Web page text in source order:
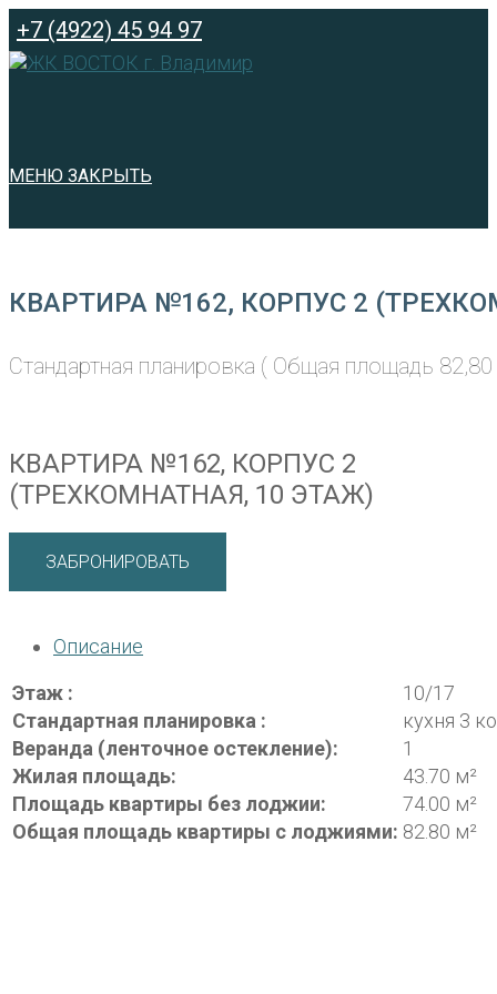
Перейти
к
содержимому
+7 (4922) 45 94 97
МЕНЮ ЗАКРЫТЬ
КВАРТИРА №162, КОРПУС 2
Стандартная планировка ( Общая площадь
КВАРТИРА №162, КОРПУС 2
(ТРЕХКОМНАТНАЯ, 10 ЭТАЖ)
ЗАБРОНИРОВАТЬ
Описание
Этаж :
10/17
Стандартная планировка :
кухня 3
Веранда (ленточное остекление):
1
Жилая площадь:
43.70 м²
Площадь квартиры без лоджии:
74.00 м²
Общая площадь квартиры с лоджиями: 82.80 м²